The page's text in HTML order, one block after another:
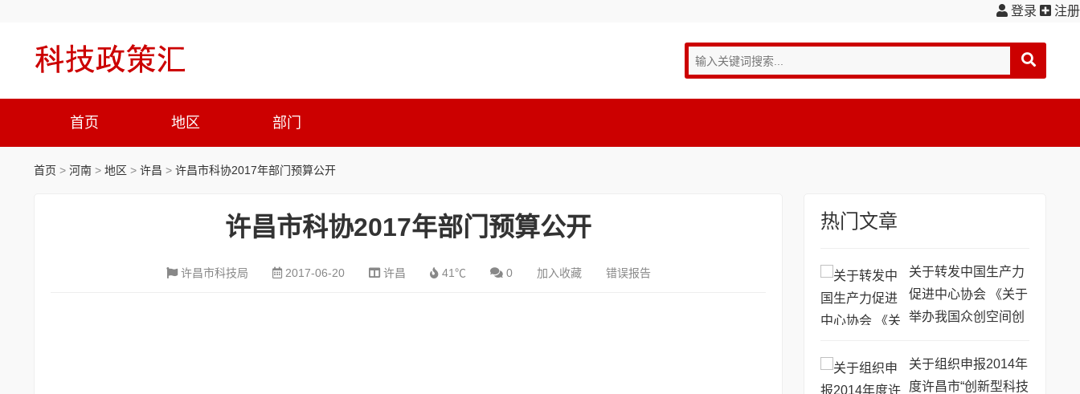
登录 注册
首页 地区 部门
首页 > 河南 > 地区 > 许昌 > 许昌市科协2017年部门预算公开
许昌市科协2017年部门预算公开
许昌市科技局 2017-06-20 许昌 41℃ 0 加入收藏 错误报告
热门文章
关于转发中国生产力
促进中心协会 《关于
举办我国众创空间创
例专题培训班的通
知》的通知
关于组织申报2014年
度许昌市“创新型科技